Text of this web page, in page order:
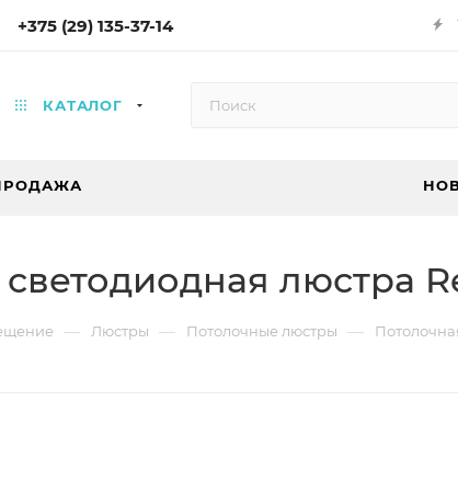
+375 (29) 135-37-14
КАТАЛОГ
люстра
— Люстры — Потолочные люстры —